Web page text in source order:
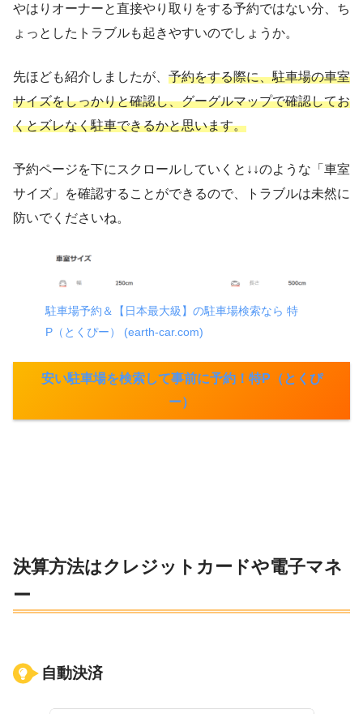
やはりオーナーと直接やり取りをする予約ではない分、ち
ょっとしたトラブルも起きやすいのでしょうか。
先ほども紹介しましたが、 予約をする際に、駐車場の車室
サイズをしっかりと確認し、グーグルマップで確認してお
くとズレなく駐車できるかと思います。
予約ページを下にスクロールしていくと↓↓のような「車室
サイズ」を確認することができるので、トラブルは未然に
防いでくださいね。
駐車場予約＆【日本最大級】の駐車場検索なら 特
P（とくぴー） (earth-car.com)
安い駐車場を検索して事前に予約！特P（とくぴ
ー）
決算方法はクレジットカードや電子マネ
ー
自動決済